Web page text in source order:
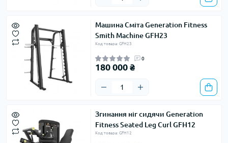
Машина Сміта Generation Fitness
Smith Machine GFH23
Код товара: GFH23
0
180 000 ₴
Згинання ніг сидячи Generation
Fitness Seated Leg Curl GFH12
Код товара: GFH12